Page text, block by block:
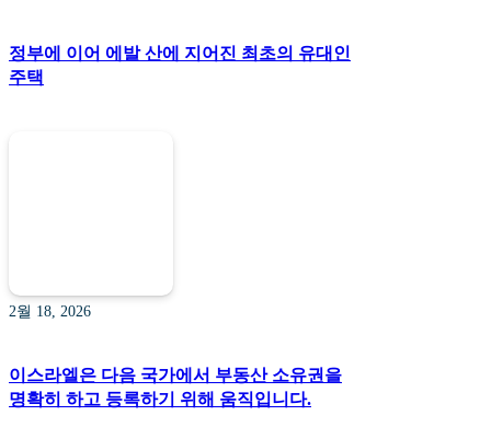
정부에 이어 에발 산에 지어진 최초의 유대인
주택
2월 18, 2026
이스라엘은 다음 국가에서 부동산 소유권을
명확히 하고 등록하기 위해 움직입니다.